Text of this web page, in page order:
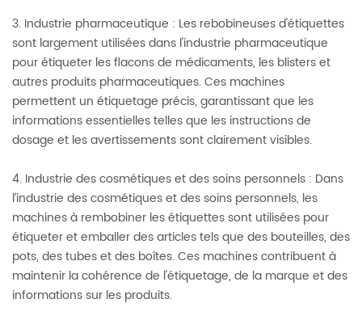
3. Industrie pharmaceutique : Les rebobineuses d'étiquettes
sont largement utilisées dans l'industrie pharmaceutique
pour étiqueter les flacons de médicaments, les blisters et
autres produits pharmaceutiques. Ces machines
permettent un étiquetage précis, garantissant que les
informations essentielles telles que les instructions de
dosage et les avertissements sont clairement visibles.
4. Industrie des cosmétiques et des soins personnels : Dans
l’industrie des cosmétiques et des soins personnels, les
machines à rembobiner les étiquettes sont utilisées pour
étiqueter et emballer des articles tels que des bouteilles, des
pots, des tubes et des boîtes. Ces machines contribuent à
maintenir la cohérence de l'étiquetage, de la marque et des
informations sur les produits.